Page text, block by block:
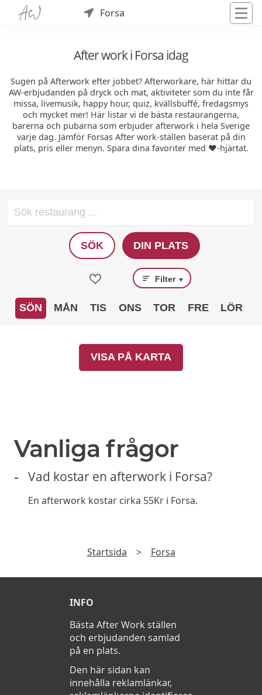
Forsa
After work i Forsa idag
Sugen på Afterwork efter jobbet? Afterworkare, här hittar du
AW-erbjudanden på dryck och mat, aktiviteter som du inte får
missa, livemusik, happy hour, quiz, kvällsbuffé, fredagsmys
och mycket mer! Här listar vi de bästa restaurangerna,
barerna och pubarna som erbjuder afterwork i hela Sverige
varje dag. Jämför Forsas After work-ställen baserat på din
plats, pris eller menyn. Spara dina favoriter med ❤️-hjärtat.
SÖK DIN PLATS
Filter ▼
SÖN MÅN TIS ONS TOR FRE LÖR
VISA PÅ KARTA
Vanliga frågor
Vad kostar en afterwork i Forsa?
En afterwork kostar cirka 55Kr i Forsa.
Startsida > Forsa
INFO
Bästa After Work ställen
och erbjudanden samlad
på en plats.
Den här sidan kan
innehålla reklamlänkar,